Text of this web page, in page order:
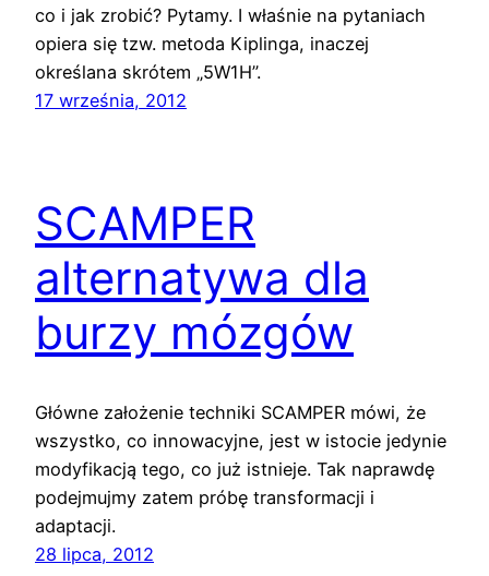
co i jak zrobić? Pytamy. I właśnie na pytaniach
opiera się tzw. metoda Kiplinga, inaczej
określana skrótem „5W1H”.
17 września, 2012
SCAMPER
alternatywa dla
burzy mózgów
Główne założenie techniki SCAMPER mówi, że
wszystko, co innowacyjne, jest w istocie jedynie
modyfikacją tego, co już istnieje. Tak naprawdę
podejmujmy zatem próbę transformacji i
adaptacji.
28 lipca, 2012